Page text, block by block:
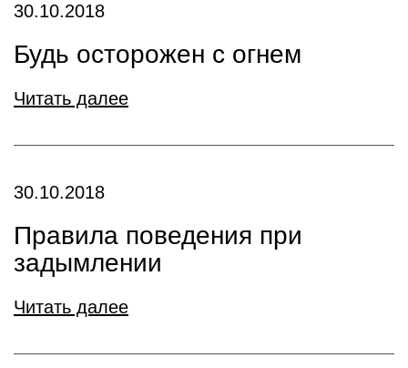
30.10.2018
Будь осторожен с огнем
Читать далее
30.10.2018
Правила поведения при
задымлении
Читать далее